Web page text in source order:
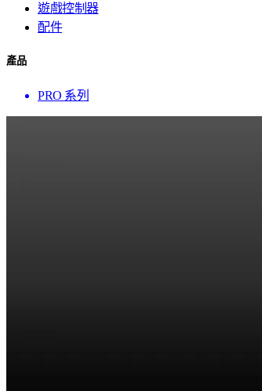
遊戲控制器
配件
產品
PRO 系列